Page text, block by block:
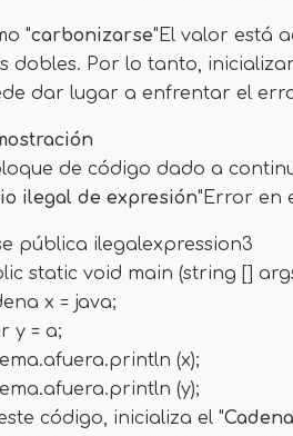
"carbonizarse"El valor está
dobles. Por lo tanto,
dar lugar a enfrentar el
de código dado a
ilegal de expresión"Error en
pública ilegalexpression3
static void main (string []
x = java;
y = a;
(x);
(y);
código, inicializa el "Cadena